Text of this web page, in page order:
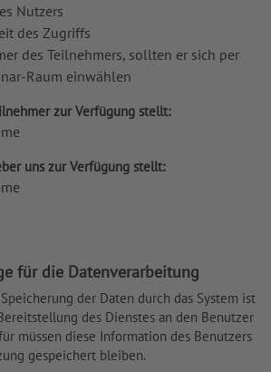
Nutzers
des Zugriffs
des Teilnehmers, sollten er sich per
Raum einwählen
zur Verfügung stellt:
uns zur Verfügung stellt:
für die Datenverarbeitung
der Daten durch das System ist
des Dienstes an den Benutzer
müssen diese Information des Benutzers
gespeichert bleiben.